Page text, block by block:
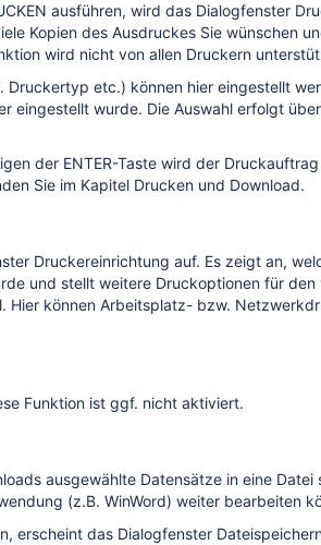
ausführen, wird das Dialogfenster
Kopien des Ausdruckes Sie wünschen
wird nicht von allen Druckern
Druckertyp etc.) können hier eingestellt
eingestellt wurde. Die Auswahl erfolgt
der ENTER-Taste wird der
Sie im Kapitel Drucken und Download.
Druckereinrichtung auf. Es zeigt an,
und stellt weitere Druckoptionen für den
Hier können Arbeitsplatz- bzw.
Funktion ist ggf. nicht aktiviert.
ausgewählte Datensätze in eine Datei
(z.B. WinWord) weiter bearbeiten
erscheint das Dialogfenster